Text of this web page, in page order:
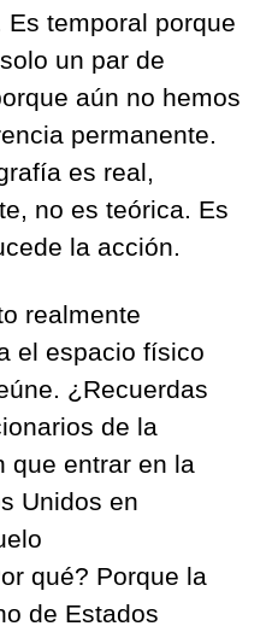
temporal porque
un par de
aún no hemos
permanente.
es real,
no es teórica. Es
la acción.
realmente
el espacio físico
¿Recuerdas
de la
que entrar en la
Unidos en
qué? Porque la
de Estados